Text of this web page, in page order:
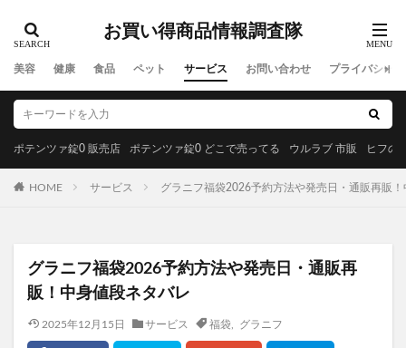
お買い得商品情報調査隊
美容 健康 食品 ペット サービス お問い合わせ プライバシー
ポテンツァ錠0 販売店 ポテンツァ錠0 どこで売ってる ウルラブ 市販 ヒフの
HOME サービス グラニフ福袋2026予約方法や発売日・通販再販
グラニフ福袋2026予約方法や発売日・通販再
販！中身値段ネタバレ
2025年12月15日 サービス 福袋, グラニフ